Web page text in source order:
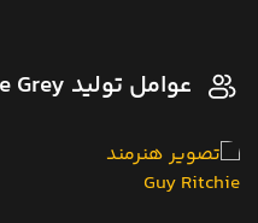
عوامل تولید In the Grey